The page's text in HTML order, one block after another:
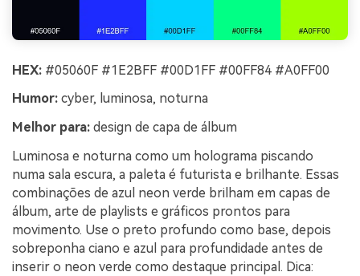
HEX: #05060F #1E2BFF #00D1FF #00FF84 #A0FF00
Humor: cyber, luminosa, noturna
Melhor para: design de capa de álbum
Luminosa e noturna como um holograma piscando
numa sala escura, a paleta é futurista e brilhante. Essas
combinações de azul neon verde brilham em capas de
álbum, arte de playlists e gráficos prontos para
movimento. Use o preto profundo como base, depois
sobreponha ciano e azul para profundidade antes de
inserir o neon verde como destaque principal. Dica: